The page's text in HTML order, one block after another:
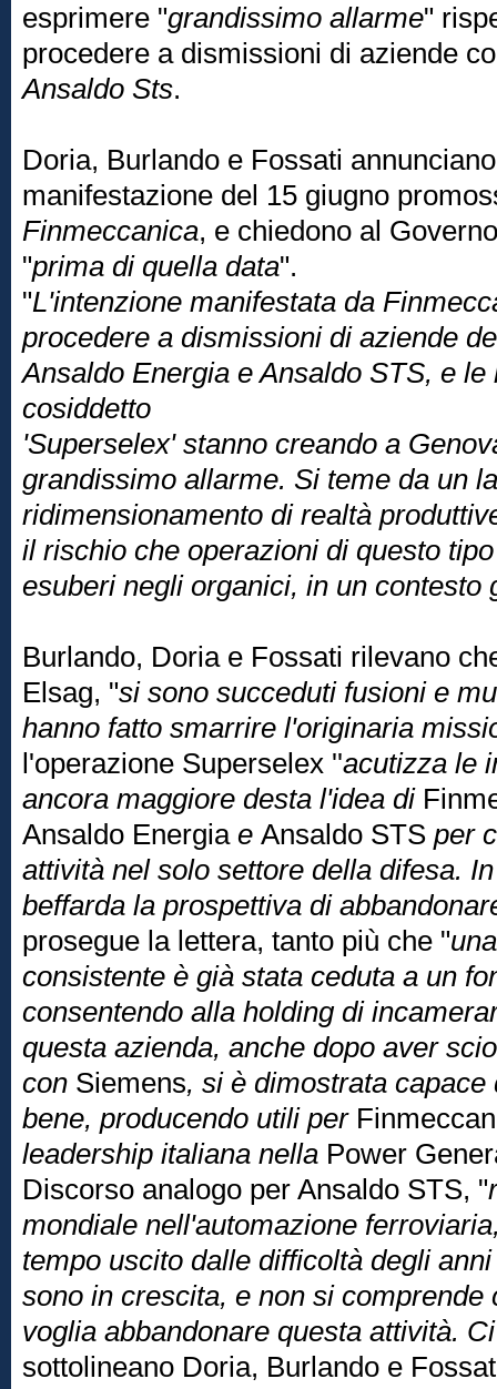
esprimere "grandissimo allarme"
procedere a dismissioni di aziende
Ansaldo Sts.
Doria, Burlando e Fossati
manifestazione del 15 giugno
Finmeccanica, e chiedono al
"prima di quella data".
"L'intenzione manifestata da
procedere a dismissioni di aziende
Ansaldo Energia e Ansaldo STS, e
cosiddetto
'Superselex' stanno creando a
grandissimo allarme. Si teme da un
ridimensionamento di realtà
il rischio che operazioni di questo
esuberi negli organici, in un contesto
Burlando, Doria e Fossati rilevano
Elsag, "si sono succeduti fusioni e
hanno fatto smarrire l'originaria
l'operazione Superselex ''acutizza le
ancora maggiore desta l'idea di
Ansaldo Energiae Ansaldo STS per
attività nel solo settore della difesa.
beffarda la prospettiva di
prosegue la lettera, tanto più che "
consistente è già stata ceduta a un
consentendo alla holding di
questa azienda, anche dopo aver
con Siemens, si è dimostrata
bene, producendo utili per
leadership italiana nella Power
Discorso analogo per Ansaldo STS, "
mondiale nell'automazione
tempo uscito dalle difficoltà degli
sono in crescita, e non si comprende
voglia abbandonare questa attività.
sottolineano Doria, Burlando e